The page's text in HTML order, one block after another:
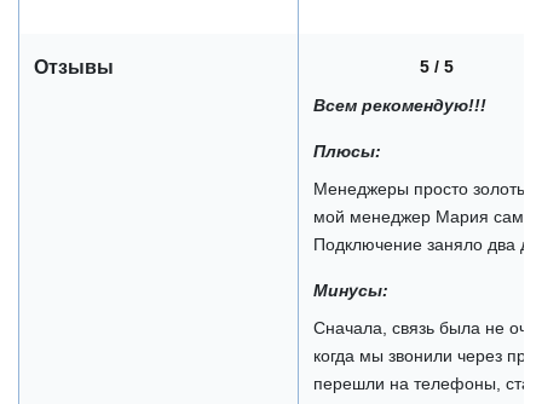
Отзывы
5 / 5
Всем рекомендую!!!
Плюсы:
Менеджеры просто
мой менеджер Мария сама
Подключение заняло два
Минусы:
Сначала, связь была не
когда мы звонили через
перешли на телефоны,